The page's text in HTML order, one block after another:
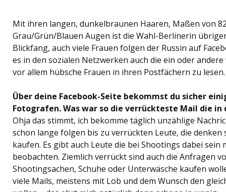
Mit ihren langen, dunkelbraunen Haaren, Maßen von
Grau/Grün/Blauen Augen ist die Wahl-Berlinerin
Blickfang, auch viele Frauen folgen der Russin auf
es in den sozialen Netzwerken auch die ein oder
vor allem hübsche Frauen in ihren Postfächern zu lesen.
Über deine Facebook-Seite bekommst du sicher
Fotografen. Was war so die verrückteste Mail die
Ohja das stimmt, ich bekomme täglich unzählige
schon lange folgen bis zu verrückten Leute, die
kaufen. Es gibt auch Leute die bei Shootings dabei sein
beobachten. Ziemlich verrückt sind auch die Anfragen
Shootingsachen, Schuhe oder Unterwäsche kaufen
viele Mails, meistens mit Lob und dem Wunsch den